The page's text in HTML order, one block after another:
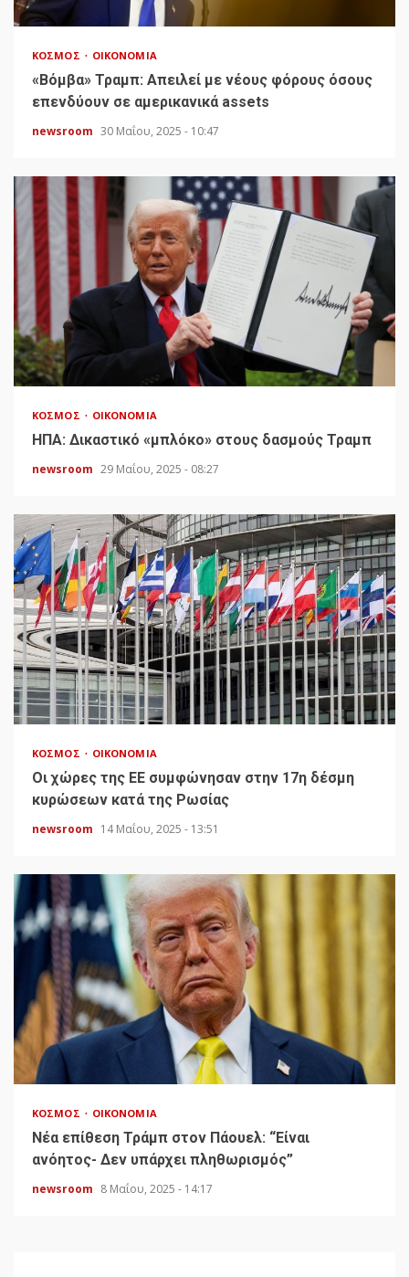
ΚΌΣΜΟΣ ΟΙΚΟΝΟΜΊΑ
«Bόμβα» Τραμπ: Απειλεί με νέους φόρους όσους
επενδύουν σε αμερικανικά assets
newsroom 30 Μαΐου, 2025 - 10:47
ΚΌΣΜΟΣ ΟΙΚΟΝΟΜΊΑ
HΠΑ: Δικαστικό «μπλόκο» στους δασμούς Τραμπ
newsroom 29 Μαΐου, 2025 - 08:27
ΚΌΣΜΟΣ ΟΙΚΟΝΟΜΊΑ
Οι χώρες της ΕΕ συμφώνησαν στην 17η δέσμη
κυρώσεων κατά της Ρωσίας
newsroom 14 Μαΐου, 2025 - 13:51
ΚΌΣΜΟΣ ΟΙΚΟΝΟΜΊΑ
Νέα επίθεση Τράμπ στον Πάουελ: “Είναι
ανόητος- Δεν υπάρχει πληθωρισμός”
newsroom 8 Μαΐου, 2025 - 14:17